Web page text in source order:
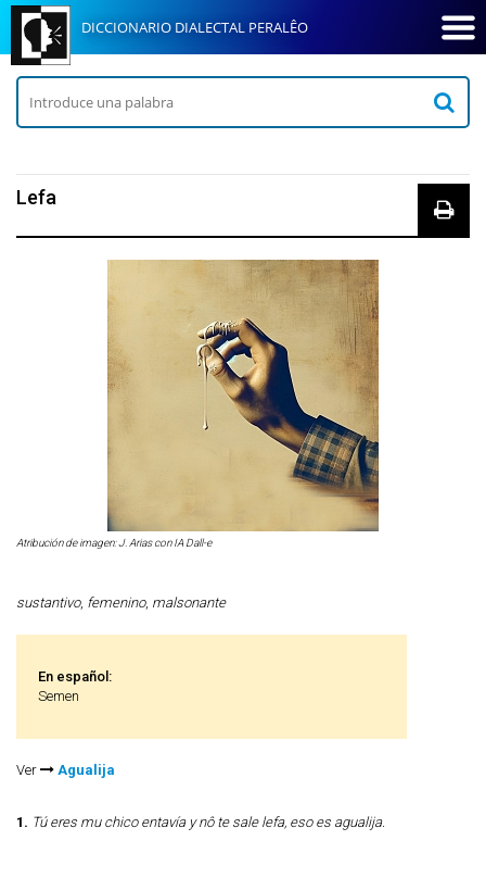
DICCIONARIO DIALECTAL PERALÊO
Lefa
Atribución de imagen: J. Arias con IA Dall-e
sustantivo, femenino, malsonante
En español:
Semen
Ver Agualija
1. Tú eres mu chico entavía y nô te sale lefa, eso es agualija.